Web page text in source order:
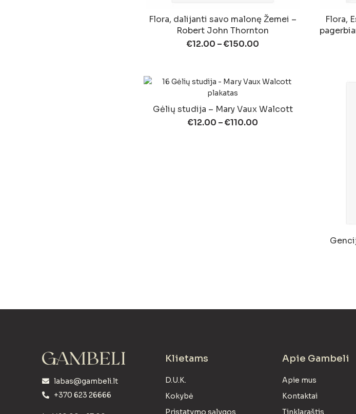
Flora, dalijanti savo malonę Žemei –
Robert John Thornton
€12.00 –€150.00
Flora,
Gėlių studija – Mary Vaux Walcott
€12.00 –€110.00
labas@gambeli.lt
+370 623 26666
Klietams
D.U.K.
Kokybė
Pristatymo sąlygos
Apie Gambeli
Apie mus
Kontaktai
Tinklaraštis